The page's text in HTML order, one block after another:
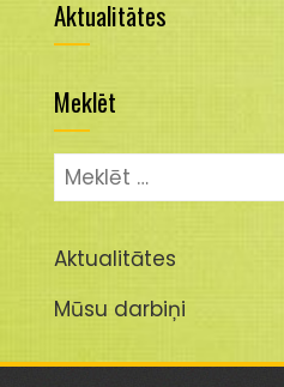
Aktualitātes
Meklēt
Meklēt:
Aktualitātes
Mūsu darbiņi